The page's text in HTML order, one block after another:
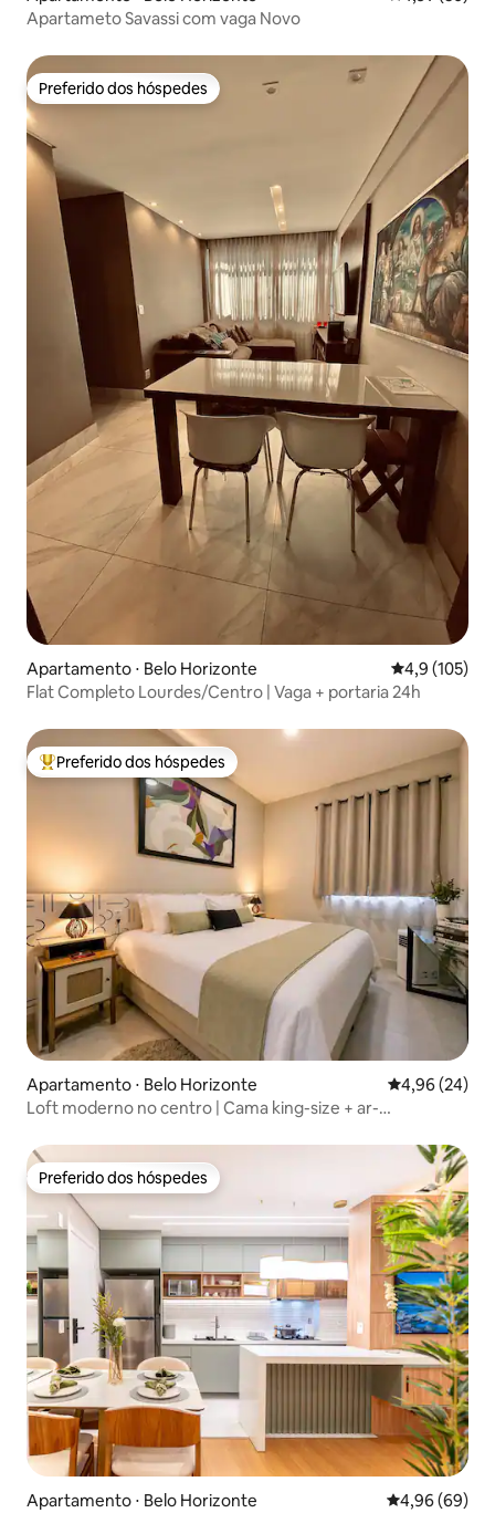
Apartameto Savassi com vaga Novo
Preferido dos hóspedes
Preferido dos hóspedes
Apartamento ⋅ Belo Horizonte 4,9 de uma
4,9 (105)
Flat Completo Lourdes/Centro | Vaga + portaria 24h
Entre os melhores preferidos dos hóspedes
Preferido dos hóspedes
Apartamento ⋅ Belo Horizonte 4,96 de uma
4,96 (24)
Loft moderno no centro | Cama king-size + ar-
Preferido dos hóspedes
Preferido dos hóspedes
Apartamento ⋅ Belo Horizonte 4,96 de uma
4,96 (69)